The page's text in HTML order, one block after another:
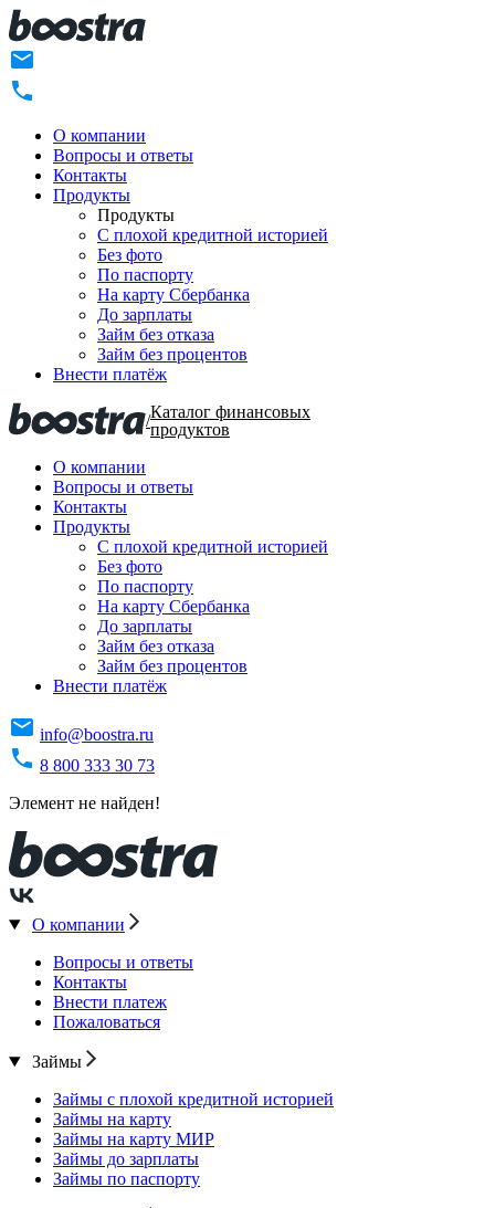
О компании
Вопросы и ответы
Контакты
Продукты
Продукты
C плохой кредитной историей
Без фото
По паспорту
На карту Сбербанка
До зарплаты
Займ без отказа
Займ без процентов
Внести платёж
/Каталог финансовых
продуктов
О компании
Вопросы и ответы
Контакты
Продукты
C плохой кредитной историей
Без фото
По паспорту
На карту Сбербанка
До зарплаты
Займ без отказа
Займ без процентов
Внести платёж
info@boostra.ru
8 800 333 30 73
Элемент не найден!
О компании
Вопросы и ответы
Контакты
Внести платеж
Пожаловаться
Займы
Займы с плохой кредитной историей
Займы на карту
Займы на карту МИР
Займы до зарплаты
Займы по паспорту